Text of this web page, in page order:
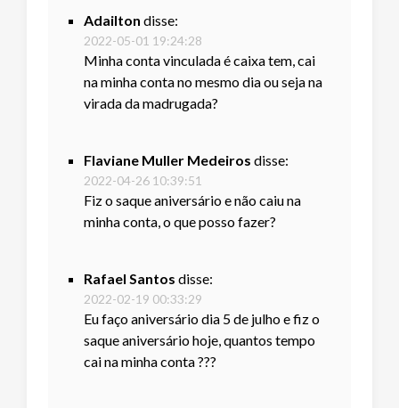
Adailton disse:
2022-05-01 19:24:28
Minha conta vinculada é caixa tem, cai
na minha conta no mesmo dia ou seja na
virada da madrugada?
Flaviane Muller Medeiros disse:
2022-04-26 10:39:51
Fiz o saque aniversário e não caiu na
minha conta, o que posso fazer?
Rafael Santos disse:
2022-02-19 00:33:29
Eu faço aniversário dia 5 de julho e fiz o
saque aniversário hoje, quantos tempo
cai na minha conta ???